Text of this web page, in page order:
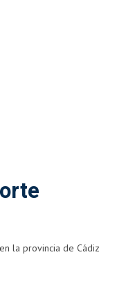
la provincia de Cádiz